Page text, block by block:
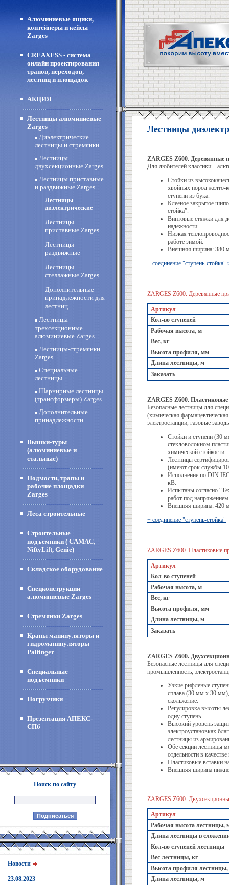
Алюминиевые ящики,
контейнеры и кейсы
Zarges
CREAXESS - система
онлайн проектирования
трапов, переходов,
лестниц и площадок
АКЦИЯ
Лестницы алюминиевые
Zarges
Диэлектрические
лестницы и стремянки
Лестницы
двухсекционные Zarges
Лестницы приставные
и раздвижные Zarges
Лестницы
диэлектрические
Лестницы
приставные Zarges
Лестницы
раздвижные
Лестницы
стеллажные Zarges
Дополнительные
принадлежности для
лестниц
Лестницы
трехсекционные
алюминиевые Zarges
Лестницы-стремянки
Zarges
Специальные
лестницы
Шарнирные лестницы
(трансформеры) Zarges
Дополнительные
принадлежности
Вышки-туры
(алюминиевые и
стальные)
Подмости, трапы и
рабочие площадки
Zarges
Леса строительные
Строительные
подъемники ( CAMAC,
NiftyLift, Genie)
Складское оборудование
Спецконструкции
алюминиевые Zarges
Стремянки Zarges
Краны манипуляторы и
гидроманипуляторы
Palfinger
Специальные
подъемники
Погрузчики
Презентация АПЕКС-
СПб
Поиск по сайту
Новости
23.08.2023
Лестницы
ZARGES Z600. Деревянные
Для любителей классики –
Стойки из
хвойных пород желто-
ступени из бука.
Клееное закрытое
стойка”.
Винтовые стяжки для
надежности.
Низкая
работе зимой.
Внешняя ширина: 380
+ соединение "ступень-
ZARGES Z600. Деревянные
Артикул
Кол-во ступеней
Рабочая высота, м
Вес, кг
Высота профиля, мм
Длина лестницы, м
Заказать
ZARGES Z600.
Безопасные лестницы для
(химическая
электростанции, газовые
Стойки и ступени (30
стекловолокном
химической стойкости.
Лестницы
(имеют срок службы
Исполнение по DIN
кВ.
Испытаны согласно
работ под
Внешняя ширина: 420
+ соединение "ступень-стойка"
ZARGES Z600. Пластиковые
Артикул
Кол-во ступеней
Рабочая высота, м
Вес, кг
Высота профиля, мм
Длина лестницы, м
Заказать
ZARGES Z600.
Безопасные лестницы для
промышленность,
Узкие рифленые
сплава (30 мм х 30
скольжение.
Регулировка высоты
одну ступень.
Высокий уровень
электроустановках
лестницы из
Обе секции лестницы
отдельности в
Пластиковые вставки
Внешняя ширина
ZARGES Z600.
Артикул
Рабочая высота лестницы,
Длина лестницы в
Кол-во ступеней лестницы
Вес лестницы, кг
Высота профиля
Длина лестницы, м